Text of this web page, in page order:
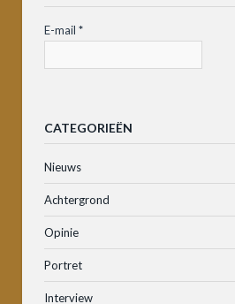
E-mail *
CATEGORIEËN
Nieuws
Achtergrond
Opinie
Portret
Interview